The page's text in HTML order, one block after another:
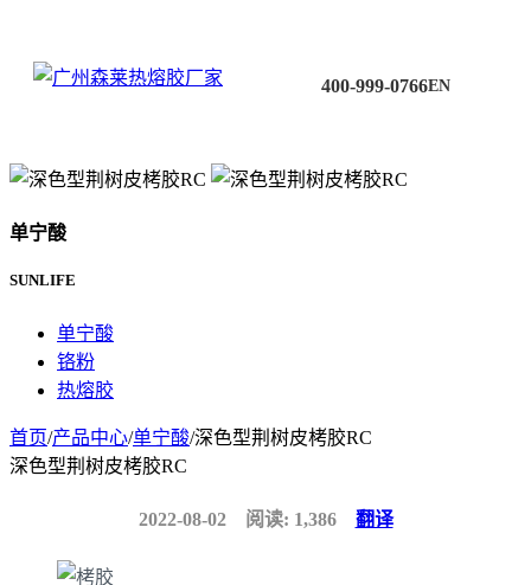
400-999-0766EN
单宁酸
SUNLIFE
单宁酸
铬粉
热熔胶
首页/产品中心/单宁酸/深色型荆树皮栲胶RC
深色型荆树皮栲胶RC
2022-08-02 阅读: 1,386 翻译